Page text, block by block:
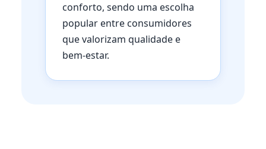
conforto, sendo uma escolha
popular entre consumidores
que valorizam qualidade e
bem-estar.